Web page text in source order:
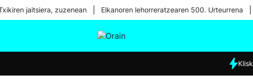
jaitsiera, zuzenean Elkanoren lehorreratzearen 500. Urteurrena
Eguraldia
Klisk